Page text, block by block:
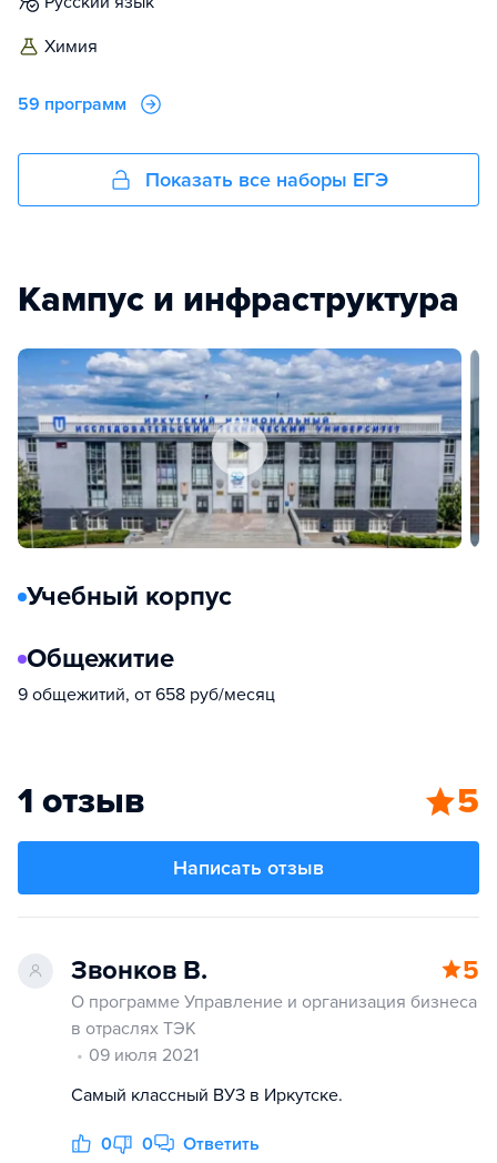
химия
59 программ
Показать все наборы ЕГЭ
Кампус и инфраструктура
Учебный корпус
Общежитие
9 общежитий, от 658 руб/месяц
1 отзыв 5
Написать отзыв
Звонков В. 5
О программе Управление и организация бизнеса
в отраслях ТЭК
09 июля 2021
Самый классный ВУЗ в Иркутске.
0 0 Ответить